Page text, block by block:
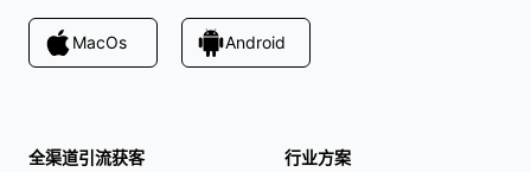
MacOs Android
全渠道引流获客 行业方案